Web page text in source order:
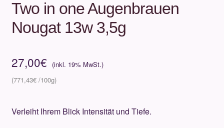
Two in one Augenbrauen
Nougat 13w 3,5g
27,00€
771,43€
Verleiht Ihrem Blick Intensität und Tiefe.